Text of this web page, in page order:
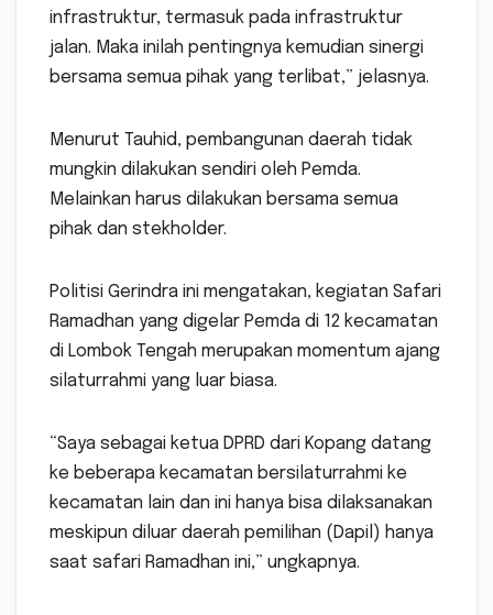
infrastruktur, termasuk pada infrastruktur
jalan. Maka inilah pentingnya kemudian sinergi
bersama semua pihak yang terlibat,” jelasnya.
Menurut Tauhid, pembangunan daerah tidak
mungkin dilakukan sendiri oleh Pemda.
Melainkan harus dilakukan bersama semua
pihak dan stekholder.
Politisi Gerindra ini mengatakan, kegiatan Safari
Ramadhan yang digelar Pemda di 12 kecamatan
di Lombok Tengah merupakan momentum ajang
silaturrahmi yang luar biasa.
“Saya sebagai ketua DPRD dari Kopang datang
ke beberapa kecamatan bersilaturrahmi ke
kecamatan lain dan ini hanya bisa dilaksanakan
meskipun diluar daerah pemilihan (Dapil) hanya
saat safari Ramadhan ini,” ungkapnya.